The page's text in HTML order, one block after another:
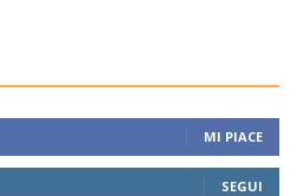
MI PIACE
SEGUI